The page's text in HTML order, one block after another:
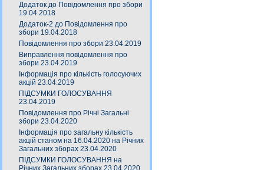
Додаток до Повідомлення про збори
19.04.2018
Додаток-2 до Повідомлення про
збори 19.04.2018
Повідомлення про збори 23.04.2019
Виправлення повідомлення про
збори 23.04.2019
Інформація про кількість голосуючих
акцій 23.04.2019
ПІДСУМКИ ГОЛОСУВАННЯ
23.04.2019
Повідомлення про Річні Загальні
збори 23.04.2020
Інформація про загальну кількість
акцій станом на 16.04.2020 на Річних
Загальних зборах 23.04.2020
ПІДСУМКИ ГОЛОСУВАННЯ на
Річних Загальних зборах 23.04.2020